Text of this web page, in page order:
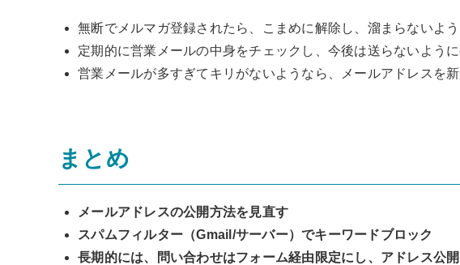
無断でメルマガ登録されたら、こまめに解除し、溜まらないよう
定期的に営業メールの中身をチェックし、今後は送らないよう
営業メールが多すぎてキリがないようなら、メールアドレスを
まとめ
メールアドレスの公開方法を見直す
スパムフィルター（Gmail/サーバー）でキーワードブロック
長期的には、問い合わせはフォーム経由限定にし、アドレス公